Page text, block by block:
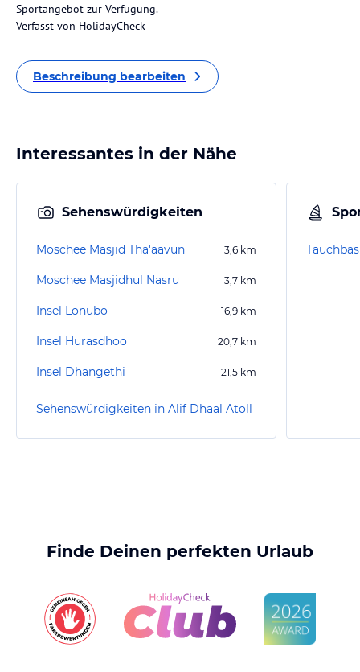
Sportangebot zur Verfügung.
Verfasst von HolidayCheck
Beschreibung bearbeiten
Interessantes in der Nähe
Sehenswürdigkeiten
Moschee Masjid Tha'aavun 3,6 km
Moschee Masjidhul Nasru 3,7 km
Insel Lonubo 16,9 km
Insel Hurasdhoo 20,7 km
Insel Dhangethi 21,5 km
Sehenswürdigkeiten in Alif Dhaal Atoll
Finde Deinen perfekten Urlaub